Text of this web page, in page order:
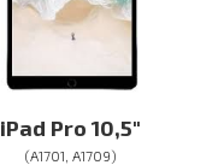
iPad Pro 10,5″
(A1701, A1709)